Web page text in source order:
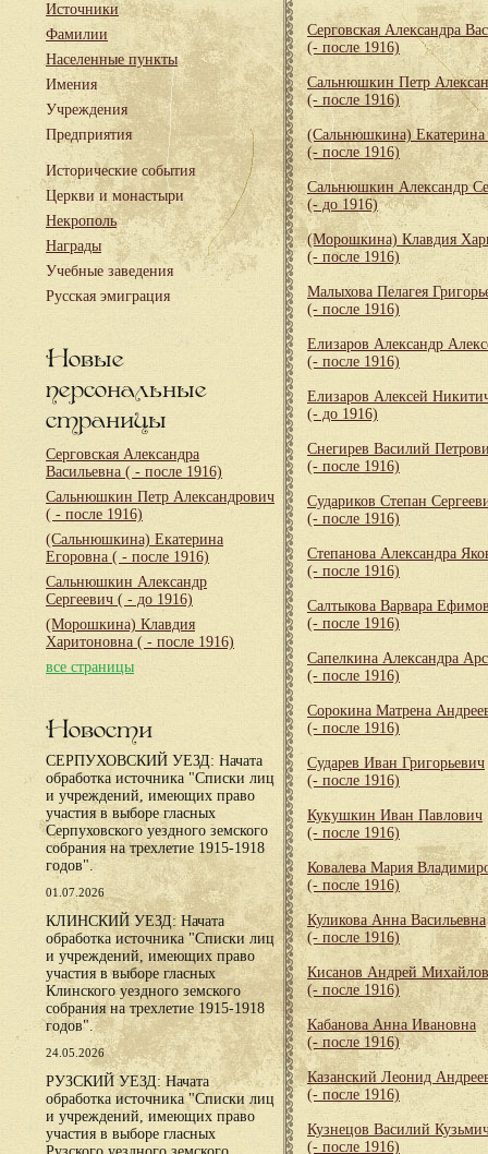
Источники
Фамилии
Населенные пункты
Имения
Учреждения
Предприятия
Исторические события
Церкви и монастыри
Некрополь
Награды
Учебные заведения
Русская эмиграция
Новые
персональные
страницы
Серговская Александра
Васильевна ( - после 1916)
Сальнюшкин Петр Александрович
( - после 1916)
(Сальнюшкина) Екатерина
Егоровна ( - после 1916)
Сальнюшкин Александр
Сергеевич ( - до 1916)
(Морошкина) Клавдия
Харитоновна ( - после 1916)
все страницы
Новости
СЕРПУХОВСКИЙ УЕЗД: Начата
обработка источника "Списки лиц
и учреждений, имеющих право
участия в выборе гласных
Серпуховского уездного земского
собрания на трехлетие 1915-1918
годов".
01.07.2026
КЛИНСКИЙ УЕЗД: Начата
обработка источника "Списки лиц
и учреждений, имеющих право
участия в выборе гласных
Клинского уездного земского
собрания на трехлетие 1915-1918
годов".
24.05.2026
РУЗСКИЙ УЕЗД: Начата
обработка источника "Списки лиц
и учреждений, имеющих право
участия в выборе гласных
Серговская Александра
(- после 1916)
Сальнюшкин Петр
(- после 1916)
(Сальнюшкина) Екатерина
(- после 1916)
Сальнюшкин Александр
(- до 1916)
(Морошкина) Клавдия
(- после 1916)
Малыхова Пелагея
(- после 1916)
Елизаров Александр
(- после 1916)
Елизаров Алексей
(- до 1916)
Снегирев Василий
(- после 1916)
Судариков Степан
(- после 1916)
Степанова Александра
(- после 1916)
Салтыкова Варвара
(- после 1916)
Сапелкина Александра
(- после 1916)
Сорокина Матрена
(- после 1916)
Сударев Иван Григорьевич
(- после 1916)
Кукушкин Иван Павлович
(- после 1916)
Ковалева Мария
(- после 1916)
Куликова Анна Васильевна
(- после 1916)
Кисанов Андрей
(- после 1916)
Кабанова Анна Ивановна
(- после 1916)
Казанский Леонид
(- после 1916)
Кузнецов Василий
(- после 1916)